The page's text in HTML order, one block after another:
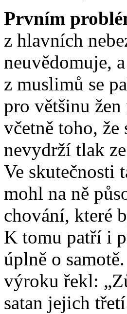
Prvním
z hlavních
neuvědomuje,
z muslimů se
pro většinu žen
včetně toho,
nevydrží tlak
Ve skutečnosti
mohl na ně
chování, které
K tomu patří i
úplně o
výroku řekl:
satan jejich